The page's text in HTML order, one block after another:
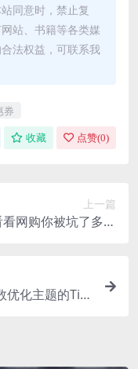
同意时，禁止复
站、书籍等各类媒
法权益，可联系我
券
收藏 点赞(0)
上一篇
网购你被坑了多少
优化主题的Titl